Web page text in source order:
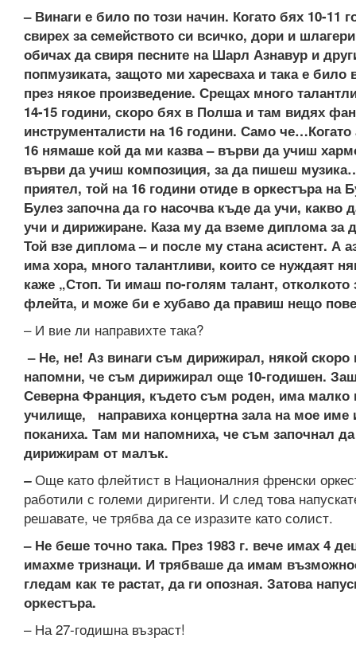
– Винаги е било по този начин. Когато бях 10-11
свирех за семейството си всичко, дори и
обичах да свиря песните на Шарл Азнавур и
попмузиката, защото ми харесваха и така е било
през някое произведение. Срещах много
14-15 години, скоро бях в Полша и там видях
инструменталисти на 16 години. Само че…Когато
16 нямаше кой да ми казва – върви да учиш
върви да учиш композиция, за да пишеш
приятел, той на 16 години отиде в оркестъра на
Булез започна да го насочва къде да учи, какво
учи и дирижиране. Каза му да вземе диплома за
Той взе диплома – и после му стана асистент. А
има хора, много талантливи, които се нуждаят
каже „Стоп. Ти имаш по-голям талант, отколкото
флейта, и може би е хубаво да правиш нещо
– И вие ли направихте така?
– Не, не! Аз винаги съм дирижирал, някой скоро
напомни, че съм дирижирал още 10-годишен.
Северна Франция, където съм роден, има малко
училище, направиха концертна зала на мое име
поканиха. Там ми напомниха, че съм започнал да
дирижирам от малък.
–Още като флейтист в Националния френски
работили с големи диригенти. И след това
решавате, че трябва да се изразите като солист.
– Не беше точно така. През 1983 г. вече имах 4
имахме тризнаци. И трябваше да имам
гледам как те растат, да ги опозная. Затова
оркестъра.
– На 27-годишна възраст!